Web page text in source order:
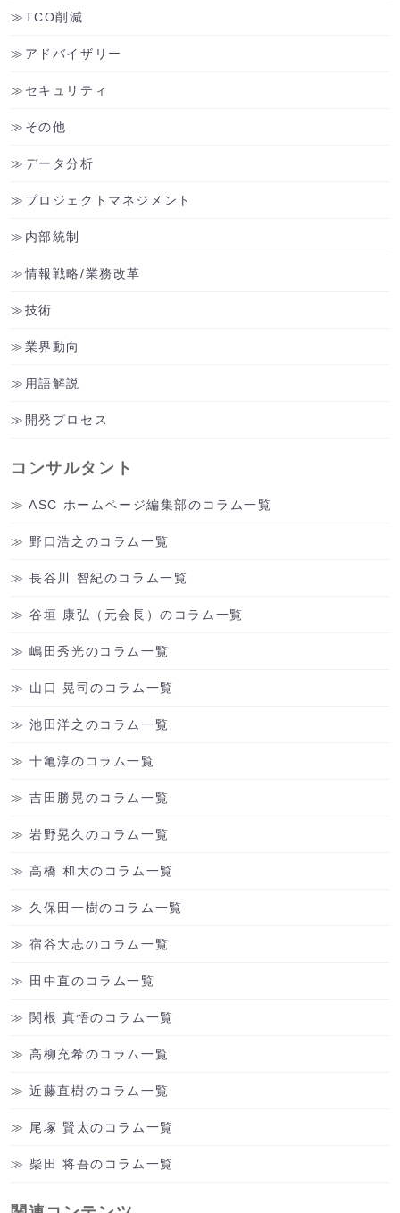
TCO削減
アドバイザリー
セキュリティ
その他
データ分析
プロジェクトマネジメント
内部統制
情報戦略/業務改革
技術
業界動向
用語解説
開発プロセス
コンサルタント
ASC ホームページ編集部のコラム一覧
野口浩之のコラム一覧
長谷川 智紀のコラム一覧
谷垣 康弘（元会長）のコラム一覧
嶋田秀光のコラム一覧
山口 晃司のコラム一覧
池田洋之のコラム一覧
十亀淳のコラム一覧
吉田勝晃のコラム一覧
岩野晃久のコラム一覧
高橋 和大のコラム一覧
久保田一樹のコラム一覧
宿谷大志のコラム一覧
田中直のコラム一覧
関根 真悟のコラム一覧
高柳充希のコラム一覧
近藤直樹のコラム一覧
尾塚 賢太のコラム一覧
柴田 将吾のコラム一覧